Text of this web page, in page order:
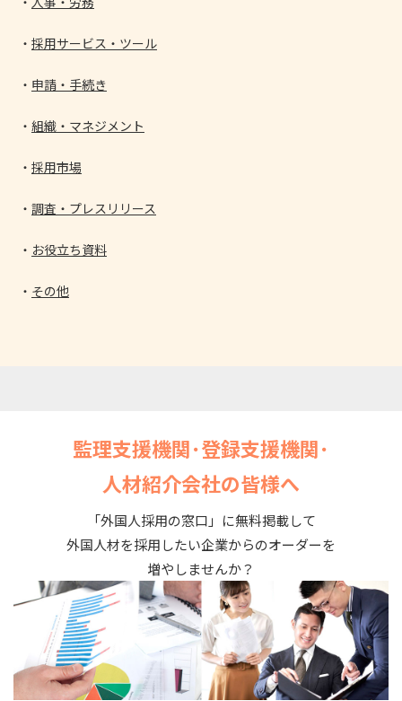
採用サービス・ツール
申請・手続き
組織・マネジメント
採用市場
調査・プレスリリース
お役立ち資料
その他
監理支援機関･登録支援機関･
人材紹介会社の皆様へ
「外国人採用の窓口」に無料掲載して
外国人材を採用したい企業からのオーダーを
増やしませんか？